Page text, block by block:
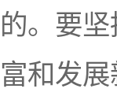
的。要
富和发